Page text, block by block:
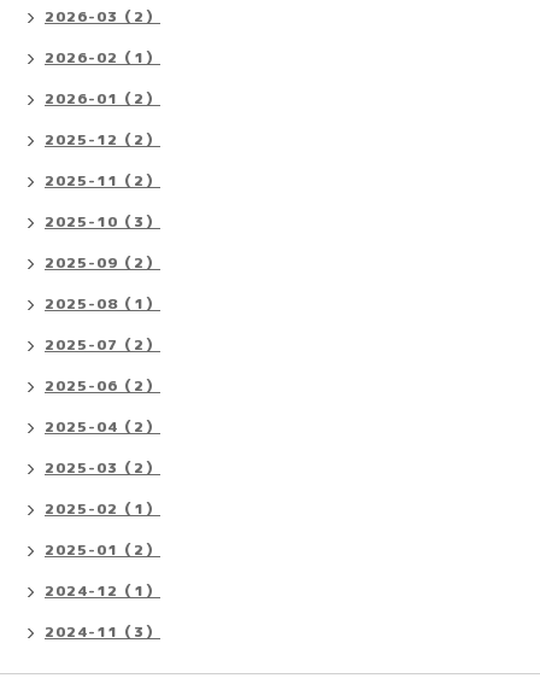
2026-03（2）
2026-02（1）
2026-01（2）
2025-12（2）
2025-11（2）
2025-10（3）
2025-09（2）
2025-08（1）
2025-07（2）
2025-06（2）
2025-04（2）
2025-03（2）
2025-02（1）
2025-01（2）
2024-12（1）
2024-11（3）